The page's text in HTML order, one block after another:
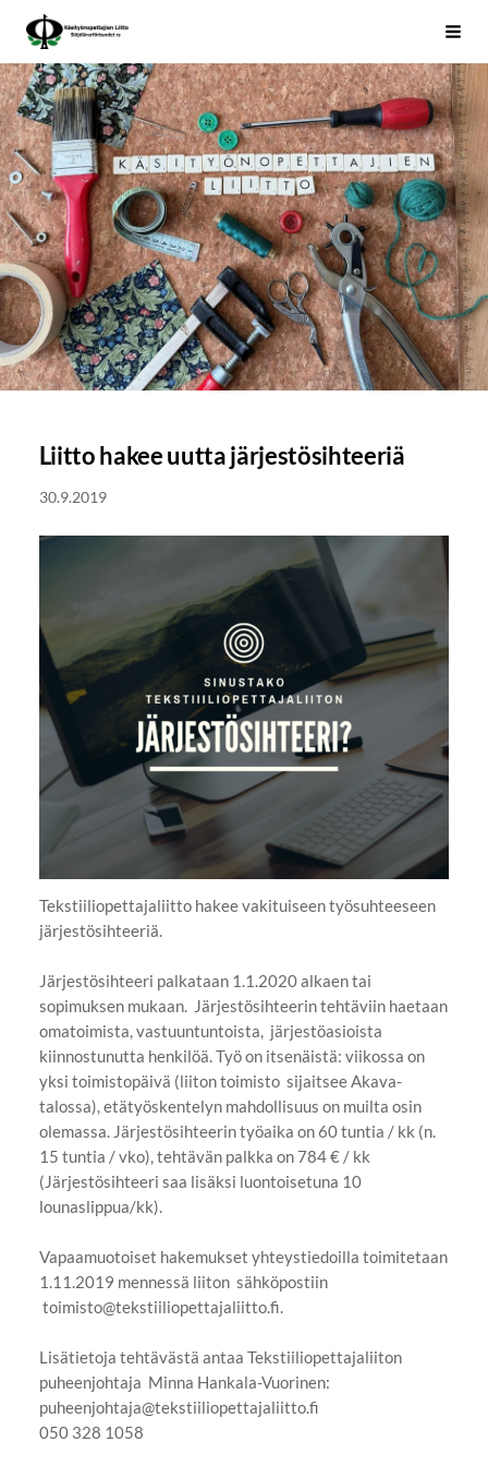
Siirry
sivun
sisältöön
Käsityönopettajien Liitto
Liitto hakee uutta järjestösihteeriä
30.9.2019
Tekstiiliopettajaliitto hakee vakituiseen työsuhteeseen
järjestösihteeriä.
Järjestösihteeri palkataan 1.1.2020 alkaen tai
sopimuksen mukaan. Järjestösihteerin tehtäviin haetaan
omatoimista, vastuuntuntoista, järjestöasioista
kiinnostunutta henkilöä. Työ on itsenäistä: viikossa on
yksi toimistopäivä (liiton toimisto sijaitsee Akava-
talossa), etätyöskentelyn mahdollisuus on muilta osin
olemassa. Järjestösihteerin työaika on 60 tuntia / kk (n.
15 tuntia / vko), tehtävän palkka on 784 € / kk
(Järjestösihteeri saa lisäksi luontoisetuna 10
lounaslippua/kk).
Vapaamuotoiset hakemukset yhteystiedoilla toimitetaan
1.11.2019 mennessä liiton sähköpostiin
toimisto@tekstiiliopettajaliitto.fi.
Lisätietoja tehtävästä antaa Tekstiiliopettajaliiton
puheenjohtaja Minna Hankala-Vuorinen:
puheenjohtaja@tekstiiliopettajaliitto.fi
050 328 1058